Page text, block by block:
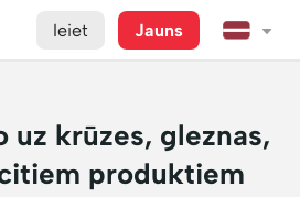
Ieiet Jauns
uz krūzes, gleznas,
produktiem